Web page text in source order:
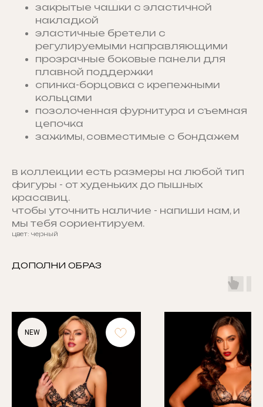
закрытые чашки с эластичной
накладкой
эластичные бретели с
регулируемыми направляющими
прозрачные боковые панели для
плавной поддержки
спинка-борцовка с крепежными
кольцами
позолоченная фурнитура и съемная
цепочка
зажимы, совместимые с бондажем
в коллекции есть размеры на любой тип
фигуры - от худеньких до пышных
красавиц.
чтобы уточнить наличие - напиши нам, и
мы тебя сориентируем.
цвет: черный
ДОПОЛНИ ОБРАЗ
NEW